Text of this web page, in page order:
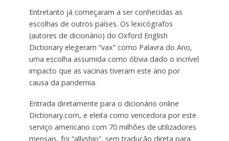
Entretanto já começaram a ser conhecidas as
escolhas de outros países. Os lexicógrafos
(autores de dicionário) do Oxford English
Dictionary elegeram “vax” como Palavra do Ano,
uma escolha assumida como óbvia dado o incrível
impacto que as vacinas tiveram este ano por
causa da pandemia.
Entrada diretamente para o dicionário online
Dictionary.com, e eleita como vencedora por este
serviço americano com 70 milhões de utilizadores
mensais, foi “allyship”, sem tradução direta para